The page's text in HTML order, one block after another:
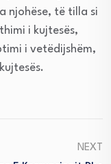
njohëse, të tilla si
i kujtesës,
i vetëdijshëm,
NEXT